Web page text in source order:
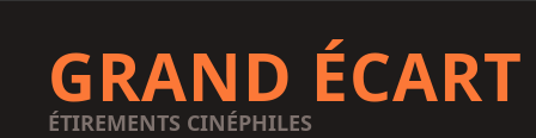
GRAND ÉCART
ÉTIREMENTS CINÉPHILES